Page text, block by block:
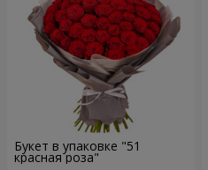
Букет в упаковке "51
красная роза"